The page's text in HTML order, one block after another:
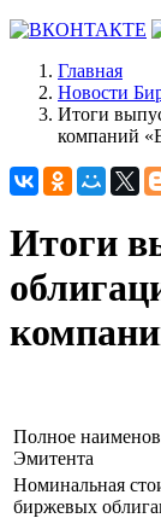
Главная
Новости
Итоги
компаний
Итоги
Полное
Эмитента
Номинальная
биржевых